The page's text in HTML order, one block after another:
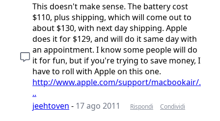
This doesn't make sense. The battery cost
$110, plus shipping, which will come out to
about $130, with next day shipping. Apple
does it for $129, and will do it same day with
an appointment. I know some people will do
it for fun, but if you're trying to save money, I
have to roll with Apple on this one.
http://www.apple.com/support/macbookair/.
..
jeehtoven - 17 ago 2011 Rispondi Condividi